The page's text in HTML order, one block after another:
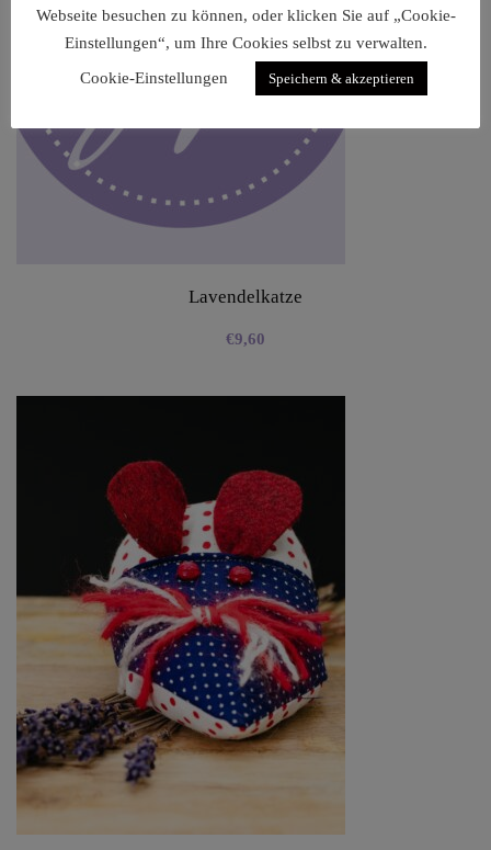
Lavendelkatze
€9,60
Webseite besuchen zu können, oder klicken Sie auf „Cookie-
Einstellungen“, um Ihre Cookies selbst zu verwalten.
Cookie-Einstellungen
Speichern & akzeptieren